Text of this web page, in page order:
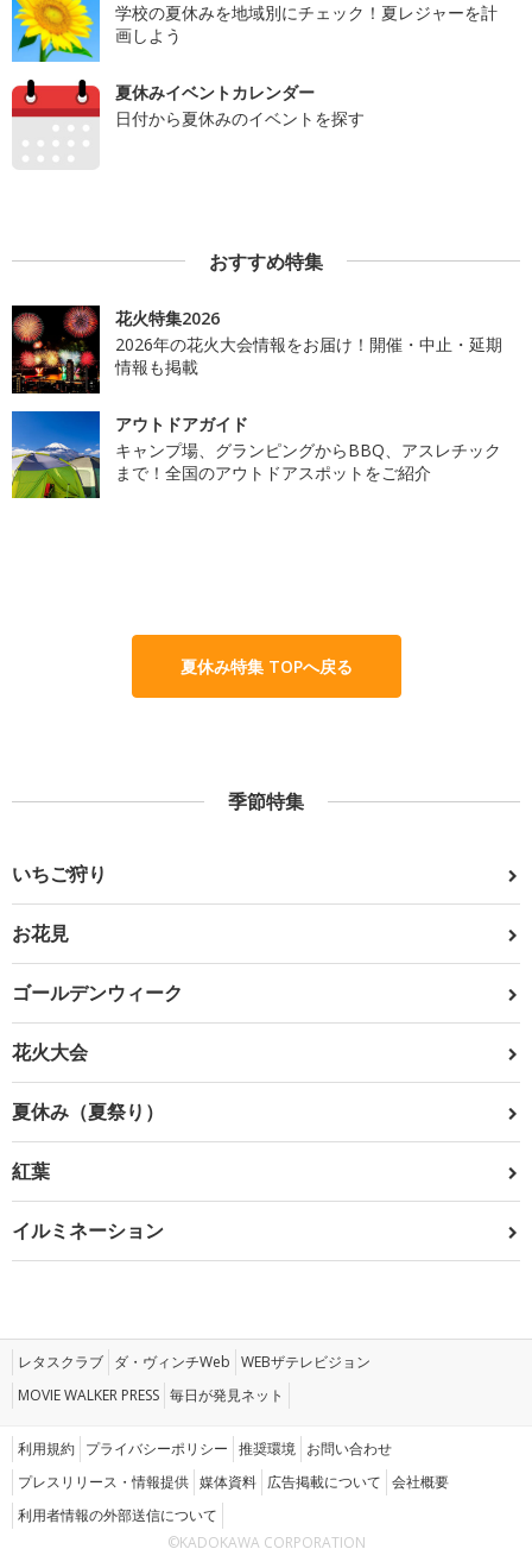
学校の夏休みを地域別にチェック！夏レジャーを計
画しよう
夏休みイベントカレンダー
日付から夏休みのイベントを探す
おすすめ特集
花火特集2026
2026年の花火大会情報をお届け！開催・中止・延期
情報も掲載
アウトドアガイド
キャンプ場、グランピングからBBQ、アスレチック
まで！全国のアウトドアスポットをご紹介
夏休み特集 TOPへ戻る
季節特集
いちご狩り
お花見
ゴールデンウィーク
花火大会
夏休み（夏祭り）
紅葉
イルミネーション
レタスクラブ ダ・ヴィンチWeb WEBザテレビジョン
MOVIE WALKER PRESS 毎日が発見ネット
利用規約 プライバシーポリシー 推奨環境 お問い合わせ
プレスリリース・情報提供 媒体資料 広告掲載について 会社概要
利用者情報の外部送信について
©KADOKAWA CORPORATION